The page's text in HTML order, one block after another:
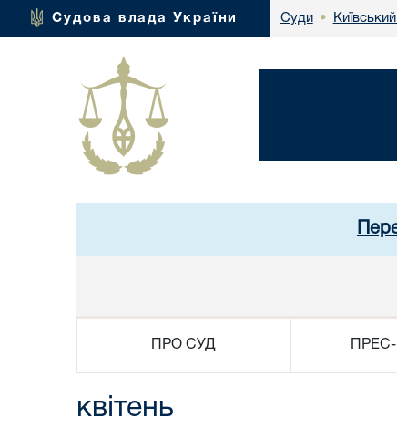
Судова влада України Суди •
ПРО СУД
квітень